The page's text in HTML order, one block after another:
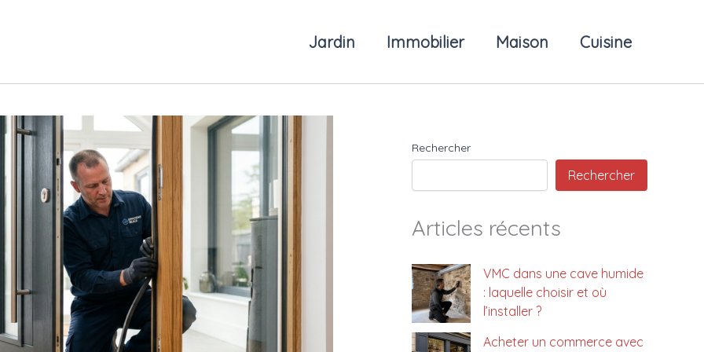
Jardin Immobilier Maison Cuisine
Rechercher
Rechercher
Articles récents
VMC dans une cave humide
: laquelle choisir et où
l’installer ?
Acheter un commerce avec